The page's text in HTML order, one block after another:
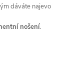
dáváte najevo
nošení.